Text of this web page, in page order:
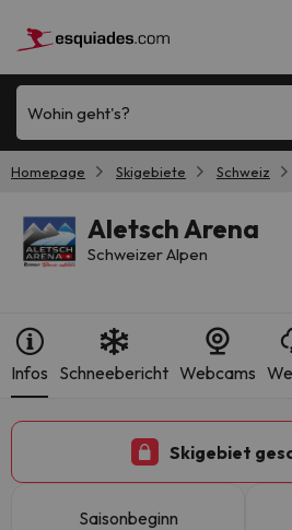
Wohin geht's?
Homepage Skigebiete Schweiz
Aletsch Arena
Schweizer Alpen
Infos Schneebericht Webcams
Skigebiet
Saisonbeginn